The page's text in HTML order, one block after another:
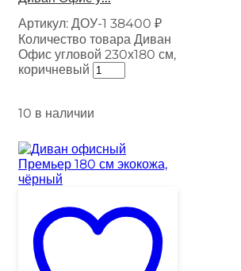
Артикул: ДОУ-1 38400 ₽
Количество товара Диван
Офис угловой 230х180 см,
коричневый
10 в наличии